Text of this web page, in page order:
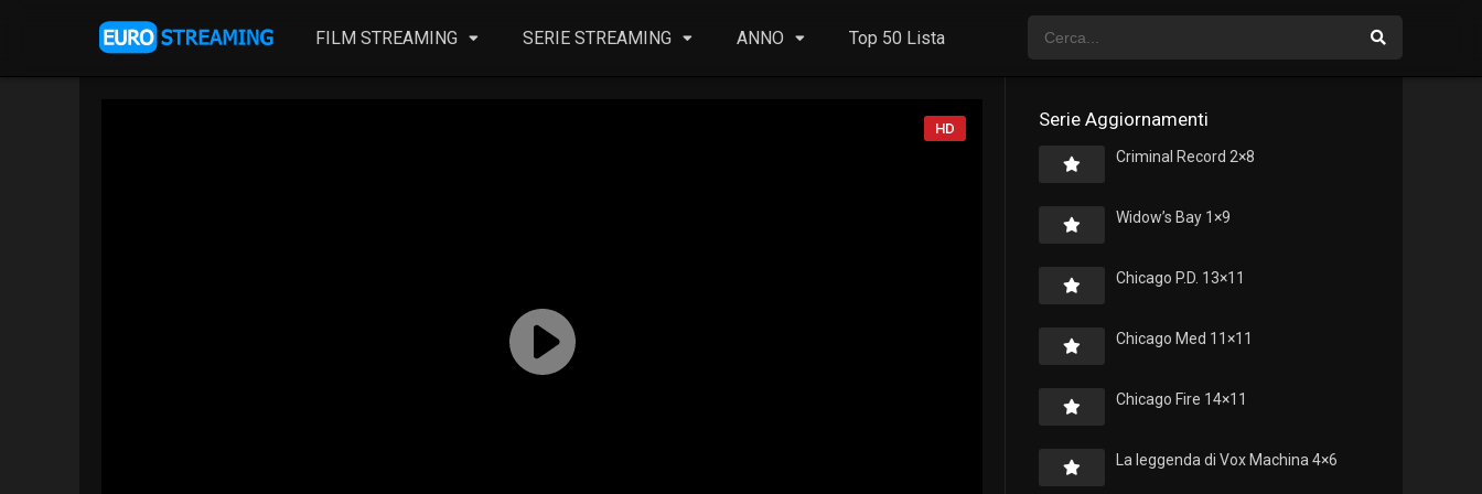
FILM STREAMING SERIE STREAMING ANNO Top 50 Lista
HD Serie Aggiornamenti
Criminal Record 2×8
Widow’s Bay 1×9
Chicago P.D. 13×11
Chicago Med 11×11
Chicago Fire 14×11
La leggenda di Vox Machina 4×6